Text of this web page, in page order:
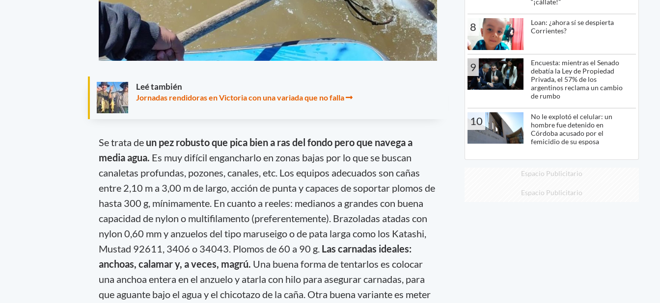
Leé también
Jornadas rendidoras en Victoria con una variada que no falla
Se trata de un pez robusto que pica bien a ras del fondo pero que navega a
media agua. Es muy difícil engancharlo en zonas bajas por lo que se buscan
canaletas profundas, pozones, canales, etc. Los equipos adecuados son cañas
entre 2,10 m a 3,00 m de largo, acción de punta y capaces de soportar plomos de
hasta 300 g, mínimamente. En cuanto a reeles: medianos a grandes con buena
capacidad de nylon o multifilamento (preferentemente). Brazoladas atadas con
nylon 0,60 mm y anzuelos del tipo maruseigo o de pata larga como los Katashi,
Mustad 92611, 3406 o 34043. Plomos de 60 a 90 g. Las carnadas ideales:
anchoas, calamar y, a veces, magrú. Una buena forma de tentarlos es colocar
una anchoa entera en el anzuelo y atarla con hilo para asegurar carnadas, para
que aguante bajo el agua y el chicotazo de la caña. Otra buena variante es meter
“¡cállate!”
8
Loan: ¿ahora sí se despierta
Corrientes?
9
Encuesta: mientras el Senado
debatía la Ley de Propiedad
Privada, el 57% de los
argentinos reclama un cambio
de rumbo
10
No le explotó el celular: un
hombre fue detenido en
Córdoba acusado por el
femicidio de su esposa
Espacio Publicitario
Espacio Publicitario